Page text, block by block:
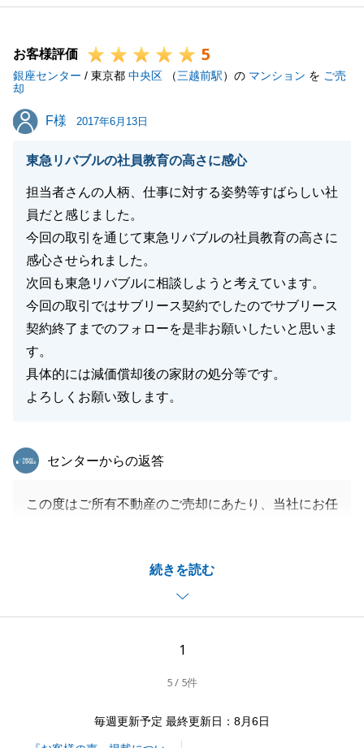
続きをご協力頂き、とても感謝しております。
いります。
この度は、誠に有難うございました。
お客様評価 5
銀座センター / 東京都 中央区 （三越前駅）の マンション を ご売
却
F様
F様 2017年6月13日
東急リバブルの社員教育の高さに感心
担当者さんの人柄、仕事に対する姿勢等すばらしい社
員だと感じました。
今回の取引を通じて東急リバブルの社員教育の高さに
感心させられました。
次回も東急リバブルに相談しようと考えています。
今回の取引ではサブリース契約でしたのでサブリース
契約終了までのフォローを是非お願いしたいと思いま
す。
具体的には減価償却後の家財の処分等です。
よろしくお願い致します。
続きを読む
東急リバブル
センターからの返答
この度はご所有不動産のご売却にあたり、当社にお任
め、わたくし自身手探りの中一点一点クリアにしてい
きながら買主様とのご契約に至りました。
これもＦ様のご協力がなければ今回の結果には至らな
か心配をしておりましたが、身に余るお褒めの言葉を
まだ引渡し後の課題が残されておりますが、最後まで
1
5 / 5件
毎週更新予定 最終更新日：8月6日